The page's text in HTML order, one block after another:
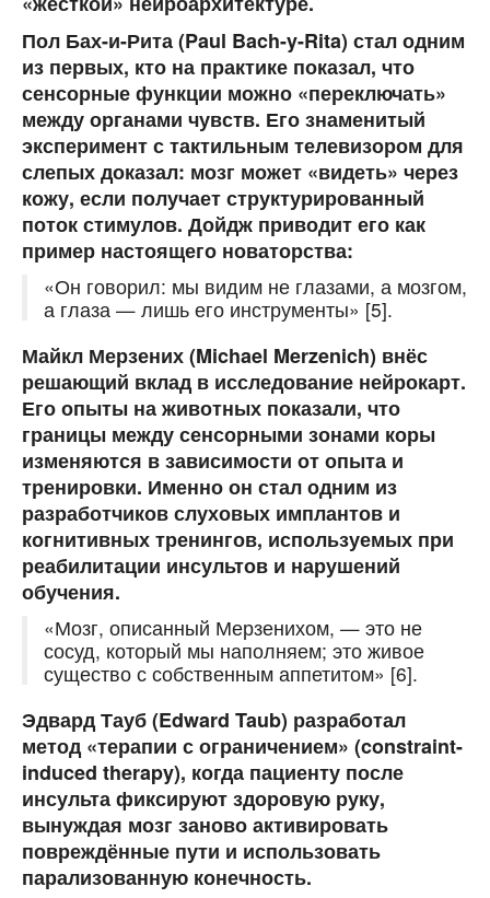
Пол Бах-и-Рита(Paul Bach-y-Rita) стал одним
из первых, кто на практике показал, что
сенсорные функции можно «переключать»
между органами чувств. Его знаменитый
эксперимент с тактильным телевизором для
слепых доказал: мозг может «видеть» через
кожу, если получает структурированный
поток стимулов. Дойдж приводит его как
пример настоящего новаторства:
«Он говорил: мы видим не глазами, а мозгом,
а глаза — лишь его инструменты» [5].
Майкл Мерзених(Michael Merzenich) внёс
решающий вклад в исследование нейрокарт.
Его опыты на животных показали, что
границы между сенсорными зонами коры
изменяются в зависимости от опыта и
тренировки. Именно он стал одним из
разработчиков слуховых имплантов и
когнитивных тренингов, используемых при
реабилитации инсультов и нарушений
обучения.
«Мозг, описанный Мерзенихом, — это не
сосуд, который мы наполняем; это живое
существо с собственным аппетитом» [6].
Эдвард Тауб(Edward Taub) разработал
метод «терапии с ограничением» (constraint-
induced therapy), когда пациенту после
инсульта фиксируют здоровую руку,
вынуждая мозг заново активировать
повреждённые пути и использовать
парализованную конечность.